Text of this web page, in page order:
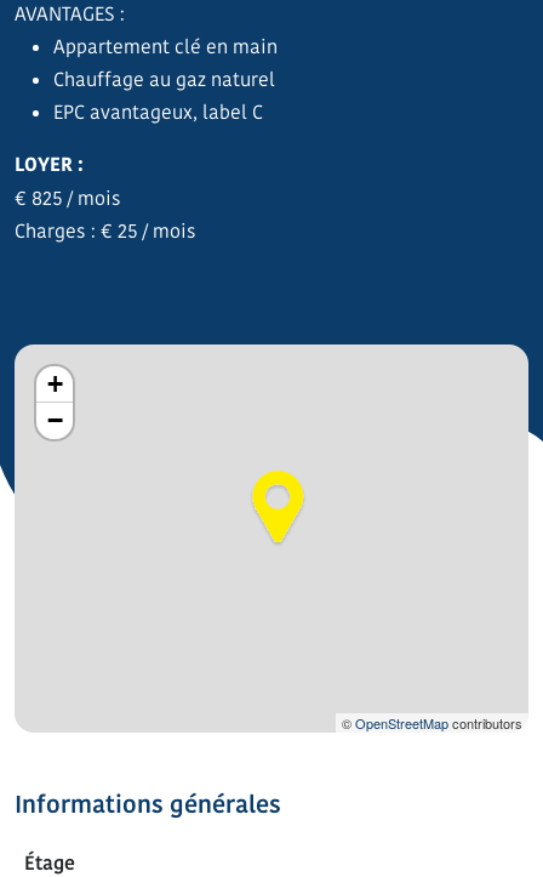
AVANTAGES :
Appartement clé en main
Chauffage au gaz naturel
EPC avantageux, label C
LOYER :
€ 825 / mois
Charges : € 25 / mois
+
−
©OpenStreetMapcontributors
Informations générales
Étage